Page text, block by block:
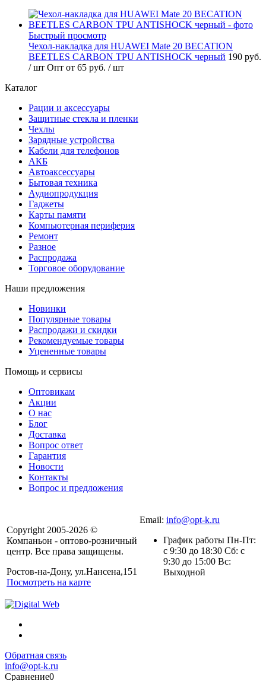
Быстрый просмотр
Чехол-накладка для HUAWEI Mate 20 BECATION
BEETLES CARBON TPU ANTISHOCK черный 190 руб.
/ шт Опт от 65 руб. / шт
Каталог
Рации и аксессуары
Защитные стекла и пленки
Чехлы
Зарядные устройства
Кабели для телефонов
АКБ
Автоаксессуары
Бытовая техника
Аудиопродукция
Гаджеты
Карты памяти
Компьютерная периферия
Ремонт
Разное
Распродажа
Торговое оборудование
Наши предложения
Новинки
Популярные товары
Распродажи и скидки
Рекомендуемые товары
Уцененные товары
Помощь и сервисы
Оптовикам
Акции
О нас
Блог
Доставка
Вопрос ответ
Гарантия
Новости
Контакты
Вопрос и предложения
Copyright 2005-2026 ©
Компаньон - оптово-розничный
центр. Все права защищены.
Ростов-на-Дону, ул.Нансена,151
Посмотреть на карте
Email: info@opt-k.ru
График работы Пн-Пт:
с 9:30 до 18:30 Сб: с
9:30 до 15:00 Вс:
Выходной
Обратная связь
info@opt-k.ru
Сравнение0